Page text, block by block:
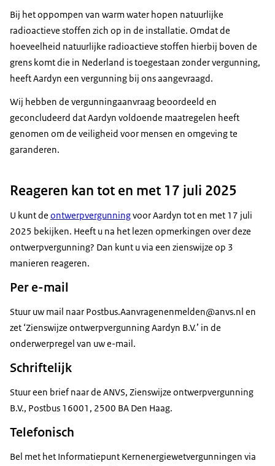
Bij het oppompen van warm water hopen natuurlijke
radioactieve stoffen zich op in de installatie. Omdat de
hoeveelheid natuurlijke radioactieve stoffen hierbij boven de
grens komt die in Nederland is toegestaan zonder vergunning,
heeft Aardyn een vergunning bij ons aangevraagd.
Wij hebben de vergunningaanvraag beoordeeld en
geconcludeerd dat Aardyn voldoende maatregelen heeft
genomen om de veiligheid voor mensen en omgeving te
garanderen.
Reageren kan tot en met 17 juli 2025
U kunt de ontwerpvergunningvoor Aardyn tot en met 17 juli
2025 bekijken. Heeft u na het lezen opmerkingen over deze
ontwerpvergunning? Dan kunt u via een zienswijze op 3
manieren reageren.
Per e-mail
Stuur uw mail naar Postbus.Aanvragenenmelden@anvs.nl en
zet ‘Zienswijze ontwerpvergunning Aardyn B.V.’ in de
onderwerpregel van uw e-mail.
Schriftelijk
Stuur een brief naar de ANVS, Zienswijze ontwerpvergunning
B.V., Postbus 16001, 2500 BA Den Haag.
Telefonisch
Bel met het Informatiepunt Kernenergiewetvergunningen via